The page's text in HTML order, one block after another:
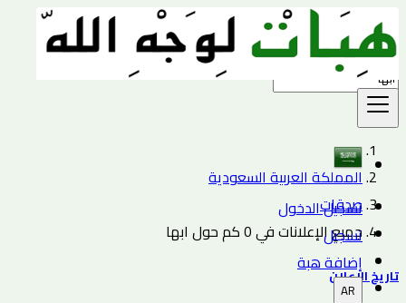
تسجيل الدخول
تسجيل
إضافة هبة
AR
بحث
المملكة العربية السعودية
صدقات
جميع الإعلانات في 0 كم حول ابها
تاريخ الإعلان